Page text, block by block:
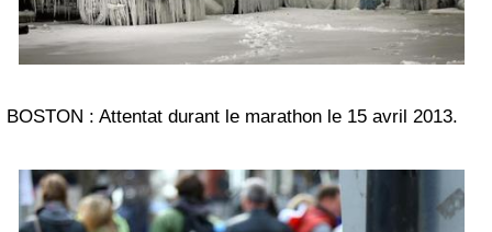
BOSTON : Attentat durant le marathon le 15 avril 2013.